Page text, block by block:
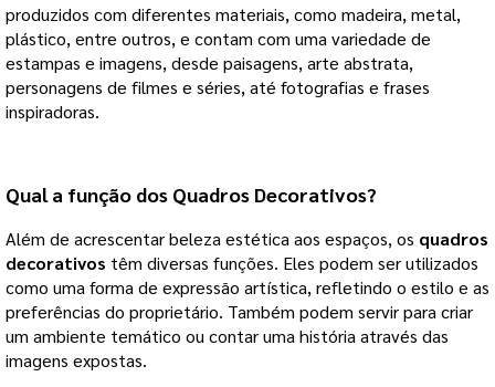
produzidos com diferentes materiais, como madeira, metal,
plástico, entre outros, e contam com uma variedade de
estampas e imagens, desde paisagens, arte abstrata,
personagens de filmes e séries, até fotografias e frases
inspiradoras.
Qual a função dos Quadros Decorativos?
Além de acrescentar beleza estética aos espaços, os quadros
decorativos têm diversas funções. Eles podem ser utilizados
como uma forma de expressão artística, refletindo o estilo e as
preferências do proprietário. Também podem servir para criar
um ambiente temático ou contar uma história através das
imagens expostas.